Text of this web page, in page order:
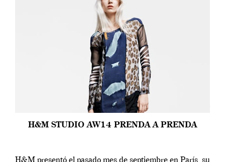
H&M STUDIO AW14 PRENDA A PRENDA